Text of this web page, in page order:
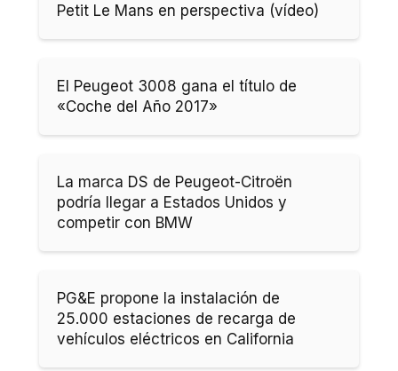
Petit Le Mans en perspectiva (vídeo)
El Peugeot 3008 gana el título de
«Coche del Año 2017»
La marca DS de Peugeot-Citroën
podría llegar a Estados Unidos y
competir con BMW
PG&E propone la instalación de
25.000 estaciones de recarga de
vehículos eléctricos en California